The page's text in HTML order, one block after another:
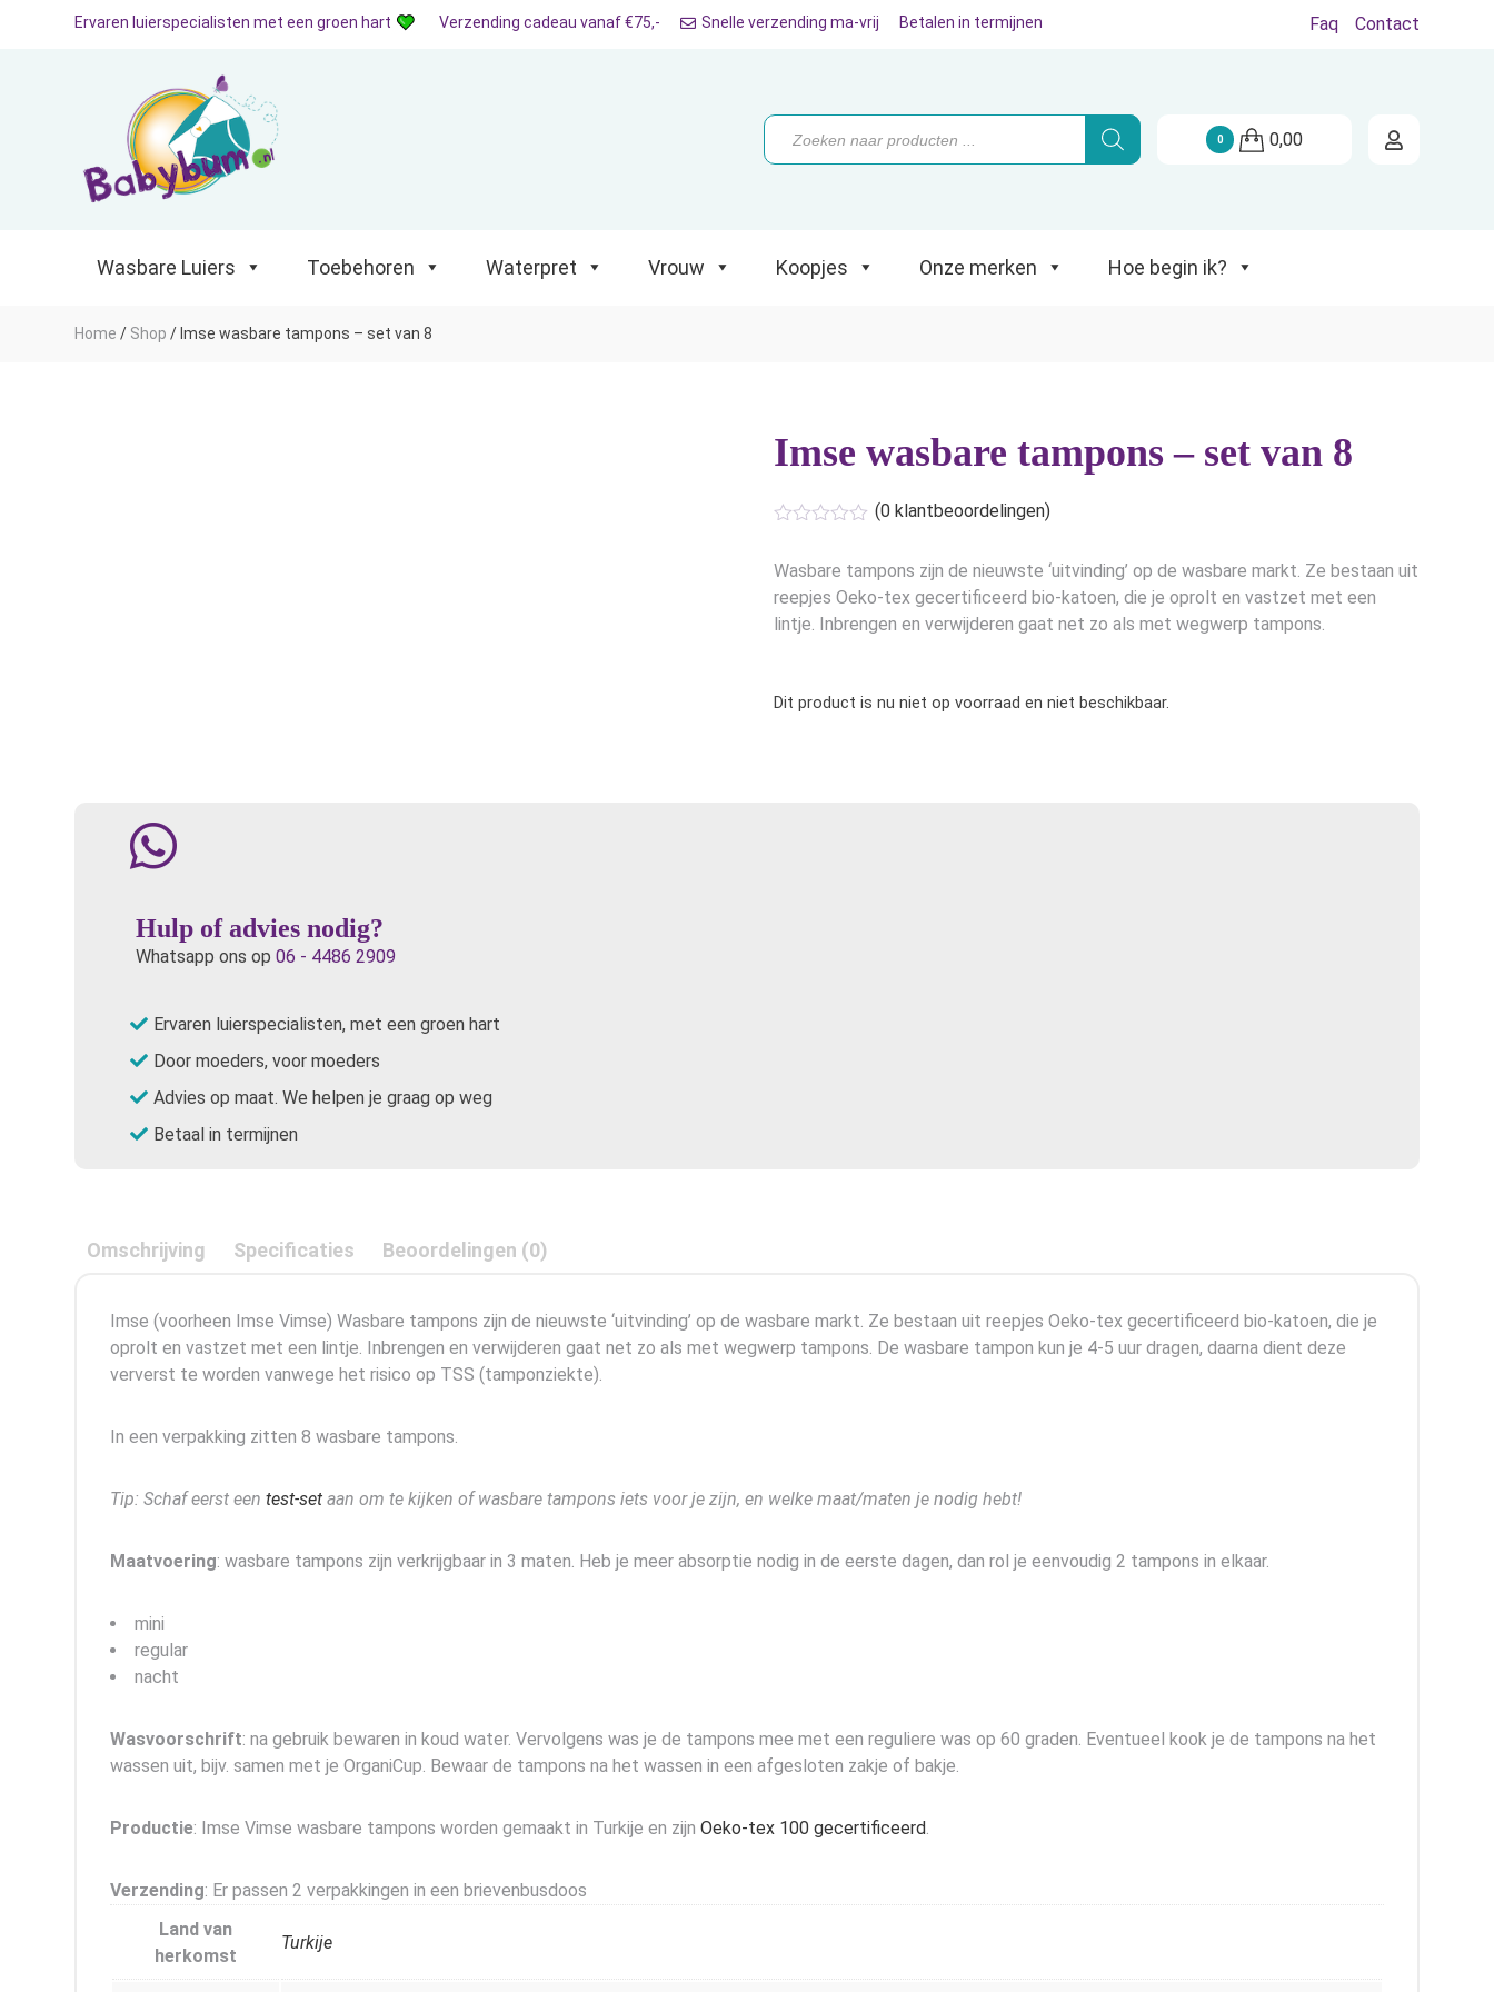
Wasbare Luiers Toebehoren Koopjes Onze merken Hoe begin ik?
Ervaren luierspecialisten met een groen hart Verzending cadeau vanaf €75,- Snelle verzending ma-vrij Betalen in termijnen Faq Contact
Producten
zoeken
0 0,00
Wasbare Luiers Toebehoren Waterpret Vrouw Koopjes Onze merken Hoe begin ik?
Home / Shop / Imse wasbare tampons – set van 8
Imse wasbare tampons – set van 8
(0klantbeoordelingen)
Wasbare tampons zijn de nieuwste ‘uitvinding’ op de wasbare markt. Ze bestaan uit
reepjes Oeko-tex gecertificeerd bio-katoen, die je oprolt en vastzet met een
lintje. Inbrengen en verwijderen gaat net zo als met wegwerp tampons.
Dit product is nu niet op voorraad en niet beschikbaar.
Hulp of advies nodig?
Whatsapp ons op 06 - 4486 2909
Ervaren luierspecialisten, met een groen hart
Door moeders, voor moeders
Advies op maat. We helpen je graag op weg
Betaal in termijnen
Omschrijving Specificaties Beoordelingen (0)
Imse (voorheen Imse Vimse) Wasbare tampons zijn de nieuwste ‘uitvinding’ op de wasbare markt. Ze bestaan uit reepjes Oeko-tex gecertificeerd bio-katoen, die je
oprolt en vastzet met een lintje. Inbrengen en verwijderen gaat net zo als met wegwerp tampons. De wasbare tampon kun je 4-5 uur dragen, daarna dient deze
ververst te worden vanwege het risico op TSS (tamponziekte).
In een verpakking zitten 8 wasbare tampons.
Tip: Schaf eerst een test-set aan om te kijken of wasbare tampons iets voor je zijn, en welke maat/maten je nodig hebt!
Maatvoering: wasbare tampons zijn verkrijgbaar in 3 maten. Heb je meer absorptie nodig in de eerste dagen, dan rol je eenvoudig 2 tampons in elkaar.
mini
regular
nacht
Wasvoorschrift: na gebruik bewaren in koud water. Vervolgens was je de tampons mee met een reguliere was op 60 graden. Eventueel kook je de tampons na het
wassen uit, bijv. samen met je OrganiCup. Bewaar de tampons na het wassen in een afgesloten zakje of bakje.
Productie: Imse Vimse wasbare tampons worden gemaakt in Turkije en zijn Oeko-tex 100 gecertificeerd.
Verzending: Er passen 2 verpakkingen in een brievenbusdoos
Land van
herkomst
Turkije